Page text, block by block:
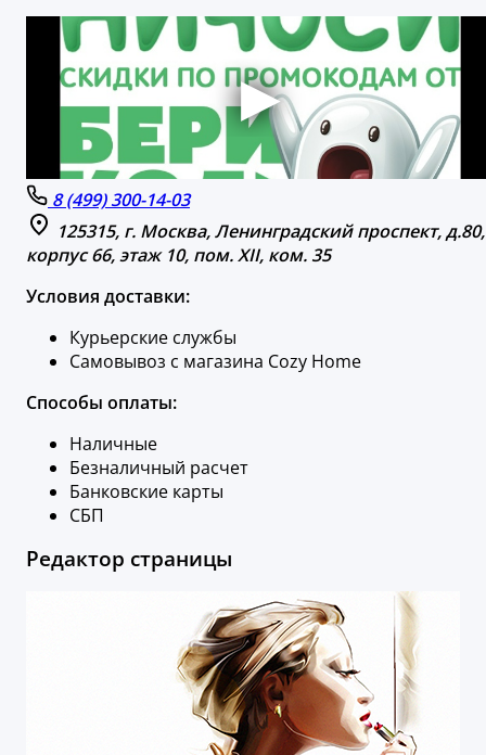
8 (499) 300-14-03
125315, г. Москва, Ленинградский проспект, д.80,
корпус 66, этаж 10, пом. XII, ком. 35
Условия доставки:
Курьерские службы
Самовывоз с магазина Cozy Home
Способы оплаты:
Наличные
Безналичный расчет
Банковские карты
СБП
Редактор страницы